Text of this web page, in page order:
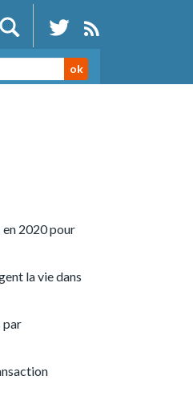
ok
2020 pour
la vie dans
par